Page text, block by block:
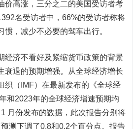
价高涨，三分之二的美国受访者考
名受访者中，66%的受访者称将
，减少不必要的驾车出行。
济不看好及紧缩货币政策的背景
衰退的预期增强。从全球经济增长
织（IMF）在最新发布的《全球经
和2023年的全球经济增速预期均
月份发布的数据，此次报告分别将
测下调了0.8和0.2个百分点。报告